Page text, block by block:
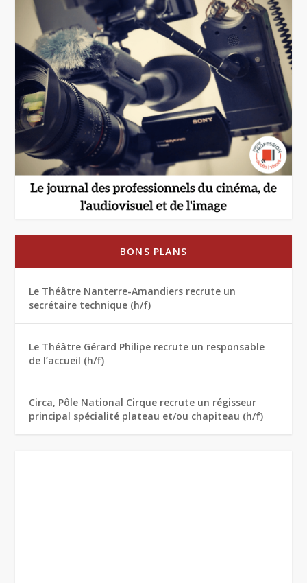
BONS PLANS
Le Théâtre Nanterre-Amandiers recrute un
secrétaire technique (h/f)
Le Théâtre Gérard Philipe recrute un responsable
de l’accueil (h/f)
Circa, Pôle National Cirque recrute un régisseur
principal spécialité plateau et/ou chapiteau (h/f)